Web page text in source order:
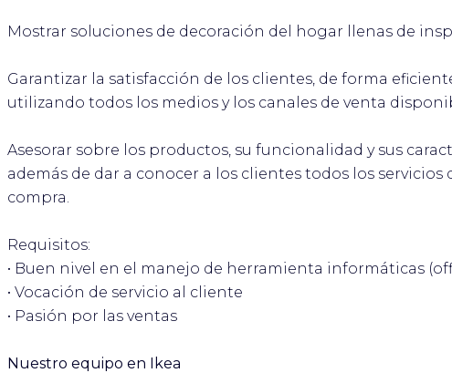
Mostrar soluciones de decoración del hogar llenas de
Garantizar la satisfacción de los clientes, de forma
utilizando todos los medios y los canales de venta
Asesorar sobre los productos, su funcionalidad y sus
además de dar a conocer a los clientes todos los servicios
compra.
Requisitos:
• Buen nivel en el manejo de herramienta informáticas
• Vocación de servicio al cliente
• Pasión por las ventas
Nuestro equipo en Ikea